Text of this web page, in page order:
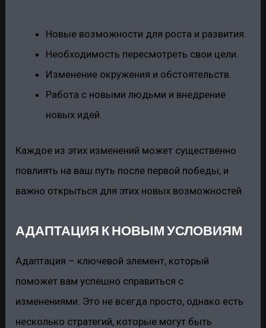
Новые возможности для роста и развития.
Необходимость пересмотреть свои цели.
Изменение окружения и обстоятельств.
Работа с новыми людьми и внедрение
новых идей.
Каждое из этих изменений может существенно
повлиять на ваш путь после первой победы, и
важно открыться для этих новых возможностей.
АДАПТАЦИЯ К НОВЫМ УСЛОВИЯМ
Адаптация – ключевой элемент, который
поможет вам успешно справиться с
изменениями. Это не всегда просто, однако есть
несколько стратегий, которые могут быть